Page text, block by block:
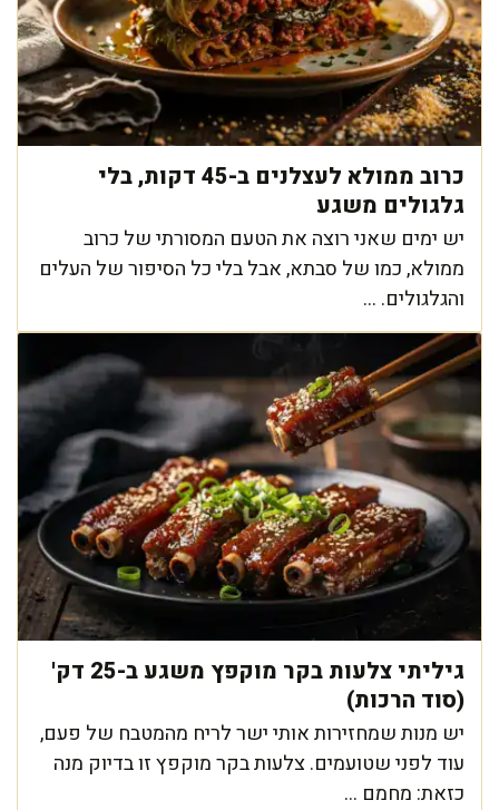
כרוב ממולא לעצלנים ב-45 דקות, בלי
גלגולים משגע
יש ימים שאני רוצה את הטעם המסורתי של כרוב
ממולא, כמו של סבתא, אבל בלי כל הסיפור של העלים
והגלגולים. ...
גיליתי צלעות בקר מוקפץ משגע ב-25 דק'
(סוד הרכות)
יש מנות שמחזירות אותי ישר לריח מהמטבח של פעם,
עוד לפני שטועמים. צלעות בקר מוקפץ זו בדיוק מנה
כזאת: מחמם ...